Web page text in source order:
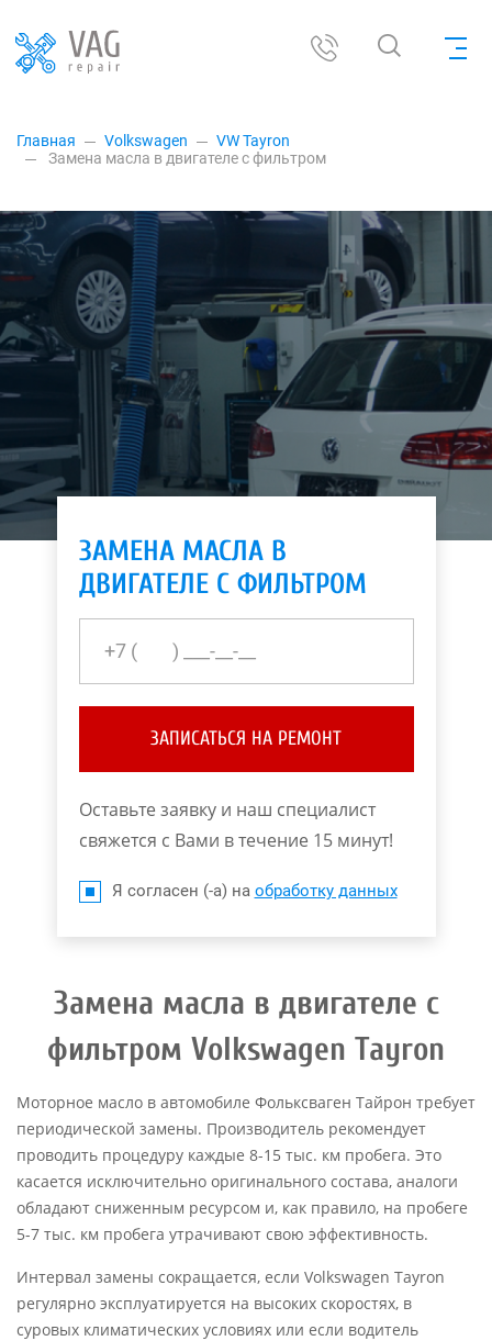
Главная Volkswagen
VW Tayron
Замена масла в двигателе с фильтром
ЗАМЕНА МАСЛА В
ДВИГАТЕЛЕ С ФИЛЬТРОМ
ЗАПИСАТЬСЯ НА РЕМОНТ
Оставьте заявку и наш специалист
свяжется с Вами в течение 15 минут!
Я согласен (-а) на обработку данных
Замена масла в двигателе с
фильтром Volkswagen Tayron
Моторное масло в автомобиле Фольксваген Тайрон требует
периодической замены. Производитель рекомендует
проводить процедуру каждые 8-15 тыс. км пробега. Это
касается исключительно оригинального состава, аналоги
обладают сниженным ресурсом и, как правило, на пробеге
5-7 тыс. км пробега утрачивают свою эффективность.
Интервал замены сокращается, если Volkswagen Tayron
регулярно эксплуатируется на высоких скоростях, в
суровых климатических условиях или если водитель